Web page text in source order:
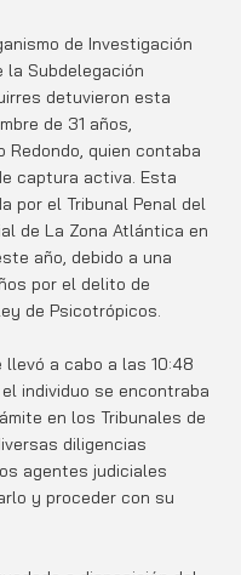
de Investigación
la Subdelegación
detuvieron esta
de 31 años,
Redondo, quien contaba
captura activa. Esta
por el Tribunal Penal del
de La Zona Atlántica en
año, debido a una
por el delito de
de Psicotrópicos.
llevó a cabo a las 10:48
individuo se encontraba
en los Tribunales de
diligencias
agentes judiciales
y proceder con su